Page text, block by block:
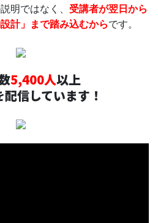
明ではなく、 受講者が翌日から
計」まで踏み込むからです。
5,400人以上
信しています！